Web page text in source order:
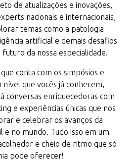
de atualizações e inovações,
nacionais e internacionais,
temas como a patologia
artificial e demais desafios
da nossa especialidade.
conta com os simpósios e
que vocês já conhecem,
conversas enriquecedoras com
e experiências únicas que nos
e celebrar os avanços da
e no mundo. Tudo isso em um
e cheio de ritmo que só
pode oferecer!